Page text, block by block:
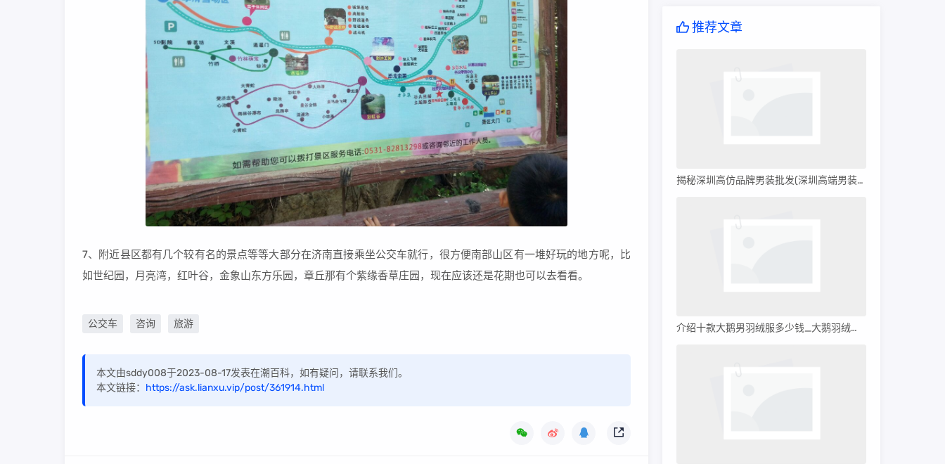
7、附近县区都有几个较有名的景点等等大部分在济南直接乘坐公交车就行，很方便南部山区有一堆好玩的地方呢，比
如世纪园，月亮湾，红叶谷，金象山东方乐园，章丘那有个紫缘香草庄园，现在应该还是花期也可以去看看。
公交车 咨询 旅游
本文由sddy008于2023-08-17发表在潮百科，如有疑问，请联系我们。
本文链接： https://ask.lianxu.vip/post/361914.html
推荐文章
揭秘深圳高仿品牌男装批发(深圳高端男装批发)
介绍十款大鹅男羽绒服多少钱_大鹅羽绒服多少钱?